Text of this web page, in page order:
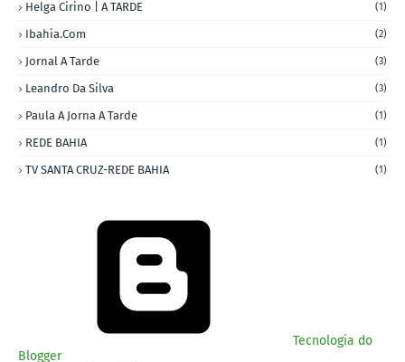
Helga Cirino | A TARDE (1)
Ibahia.com (2)
Jornal A Tarde (3)
Leandro Da Silva (3)
Paula A Jorna A Tarde (1)
REDE BAHIA (1)
TV SANTA CRUZ-REDE BAHIA (1)
Tecnologia do
Blogger